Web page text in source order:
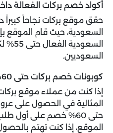
أكواد خصم بركات الفعالة
حقق موقع بركات نجاحاً كبيراً
السعودية، حيث قام الموقع
السعوديين.
كوبونات خصم بركات حتى 60% أول طلب
إذا كنت من عملاء موقع
المثالية في الحصول على
حتى 60% خصم على أول
الموقع، إذا كنت تهتم